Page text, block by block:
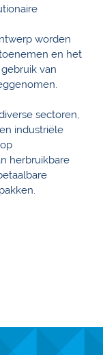
worden
en het
van
sectoren,
industriële
herbruikbare